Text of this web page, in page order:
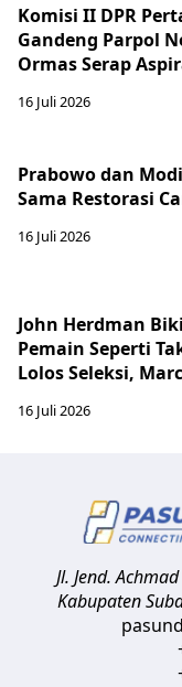
Komisi II DPR
Gandeng Parpol
Ormas Serap
16 Juli 2026
Prabowo dan
Sama Restorasi
16 Juli 2026
John Herdman
Pemain Seperti
Lolos Seleksi,
16 Juli 2026
Jl. Jend.
Kabupaten